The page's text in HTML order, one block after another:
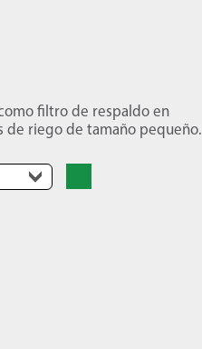
filtro de respaldo en
de riego de tamaño pequeño.